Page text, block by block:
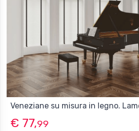
Veneziane su misura in legno.
€ 77,99